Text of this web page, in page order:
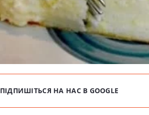
ПІДПИШІТЬСЯ НА НАС В GOOGLE